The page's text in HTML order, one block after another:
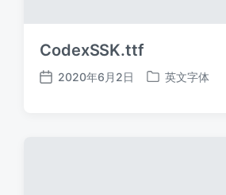
CodexSSK.ttf
发
2020年6月2日
发
英文字体